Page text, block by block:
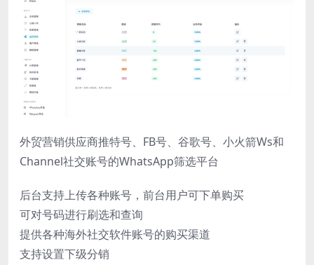
外贸营销供应商推特号、FB号、谷歌号、小火箭Ws和
Channel社交账号的WhatsApp筛选平台
后台支持上传各种账号，前台用户可下单购买
可对号码进行刷选和查询
提供各种海外社交软件账号的购买渠道
支持设置下级分销